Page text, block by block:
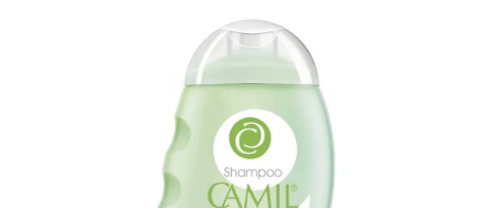
hvězdiček.